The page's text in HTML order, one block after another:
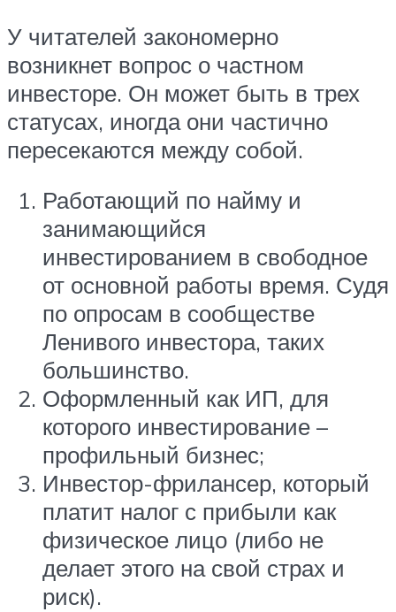
У читателей закономерно
возникнет вопрос о частном
инвесторе. Он может быть в трех
статусах, иногда они частично
пересекаются между собой.
Работающий по найму и
занимающийся
инвестированием в свободное
от основной работы время. Судя
по опросам в сообществе
Ленивого инвестора, таких
большинство.
Оформленный как ИП, для
которого инвестирование –
профильный бизнес;
Инвестор-фрилансер, который
платит налог с прибыли как
физическое лицо (либо не
делает этого на свой страх и
риск).